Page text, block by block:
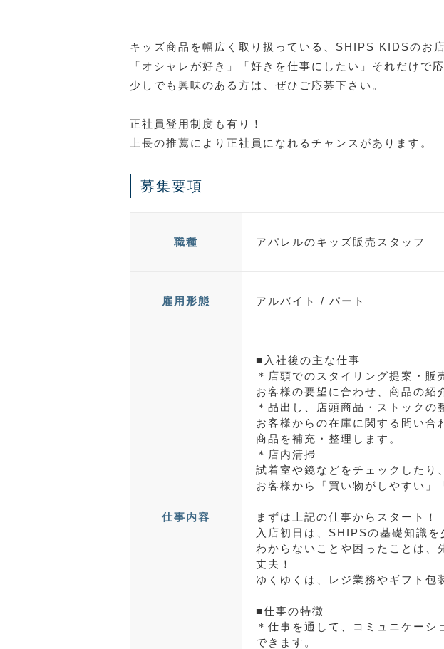
キッズ商品を幅広く取り扱っている、SHIPS KIDSのお店
「オシャレが好き」「好きを仕事にしたい」それだけで
少しでも興味のある方は、ぜひご応募下さい。
正社員登用制度も有り！
上長の推薦により正社員になれるチャンスがあります。
募集要項
職種 アパレルのキッズ販売スタッフ
雇用形態 アルバイト / パート
仕事内容
■入社後の主な仕事
＊店頭でのスタイリング提案・販
お客様の要望に合わせ、商品の紹
＊品出し、店頭商品・ストックの
お客様からの在庫に関する問い合
商品を補充・整理します。
＊店内清掃
試着室や鏡などをチェックしたり
お客様から「買い物がしやすい」
まずは上記の仕事からスタート！
入店初日は、SHIPSの基礎知識を
わからないことや困ったことは、
丈夫！
ゆくゆくは、レジ業務やギフト包
■仕事の特徴
＊仕事を通して、コミュニケー
できます。